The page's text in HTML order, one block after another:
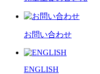
お問い合わせ
ENGLISH